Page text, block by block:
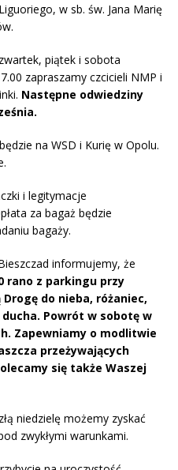
w sb. św. Jana Marię
piątek i sobota
zapraszamy czcicieli NMP i
Następne odwiedziny
na WSD i Kurię w Opolu.
i legitymacje
za bagaż będzie
bagaży.
informujemy, że
rano z parkingu przy
do nieba, różaniec,
Powrót w sobotę w
Zapewniamy o modlitwie
przeżywających
się także Waszej
niedzielę możemy zyskać
zwykłymi warunkami.